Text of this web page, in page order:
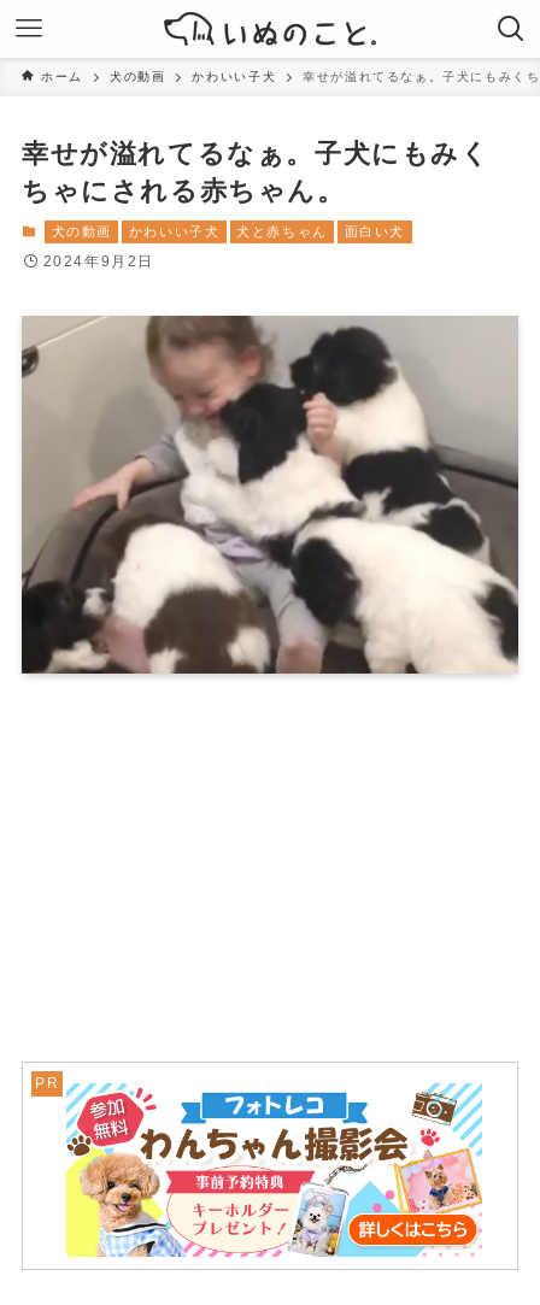
ホーム 犬の動画 かわいい子犬 幸せが溢れてるなぁ。子犬にもみく
幸せが溢れてるなぁ。子犬にもみく
ちゃにされる赤ちゃん。
犬の動画 かわいい子犬 犬と赤ちゃん 面白い犬
2024年9月2日